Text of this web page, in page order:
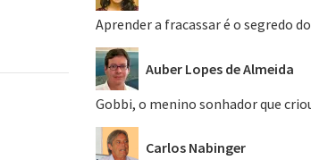
Aprender a fracassar é o segredo
Auber Lopes de Almeida
Gobbi, o menino sonhador que
Carlos Nabinger